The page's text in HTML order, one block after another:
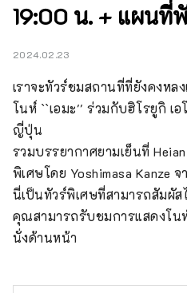
19:00 น. + แผนที่
2024.02.23
เราจะทัวร์ชมสถานที่ที่ยังคงหล
โนห์ ``เอมะ'' ร่วมกับฮิโรยูกิ เ
ญี่ปุ่น
รวมบรรยากาศยามเย็นที่
พิเศษโดย Yoshimasa Kanze จ
นี่เป็นทัวร์พิเศษที่สามารถสัมผัส
คุณสามารถรับชมการแสดงโน
นั่งด้านหน้า